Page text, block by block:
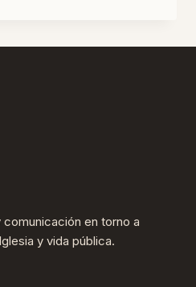
en torno a
y vida pública.